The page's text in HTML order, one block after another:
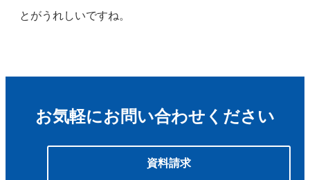
とがうれしいですね。
お気軽にお問い合わせください
資料請求